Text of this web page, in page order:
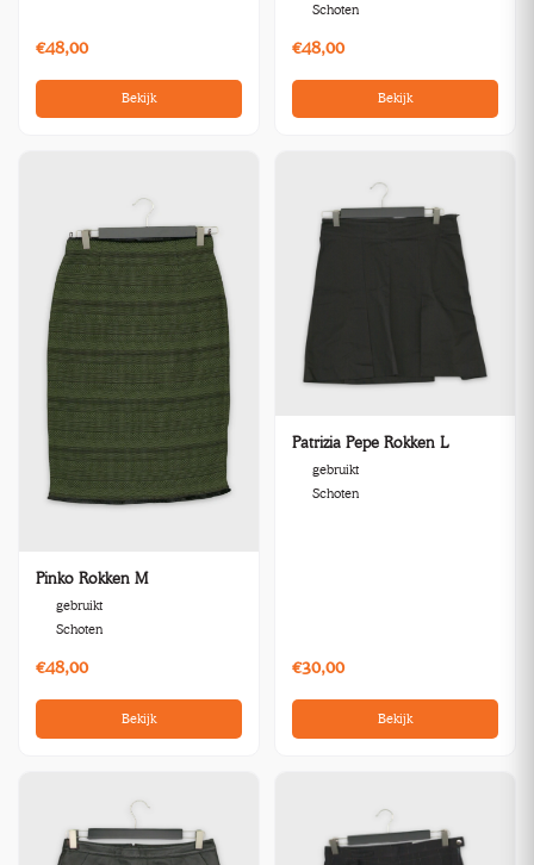
€48,00
Bekijk
Schoten
€48,00
Bekijk
Pinko Rokken M
gebruikt
Schoten
€48,00
Bekijk
Patrizia Pepe Rokken L
gebruikt
Schoten
€30,00
Bekijk